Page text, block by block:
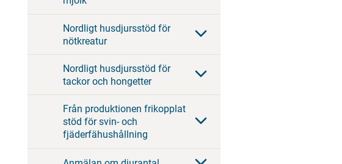
Nordligt husdjursstöd för
nötkreatur
Nordligt husdjursstöd för
tackor och hongetter
Från produktionen frikopplat
stöd för svin- och
fjäderfähushållning